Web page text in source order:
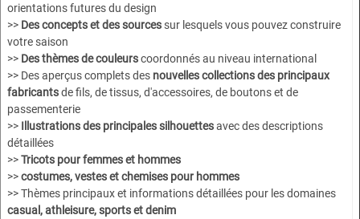
orientations futures du design
>> Des concepts et des sources sur lesquels vous pouvez construire
votre saison
>> Des thèmes de couleurscoordonnés au niveau international
>> Des aperçus complets des nouvelles collections des principaux
fabricantsde fils, de tissus, d'accessoires, de boutons et de
passementerie
>> Illustrations des principales silhouettesavec des descriptions
détaillées
>>Tricots pour femmes et hommes
>>costumes, vestes et chemises pour hommes
>> Thèmes principaux et informations détaillées pour les domaines
casual, athleisure, sports et denim